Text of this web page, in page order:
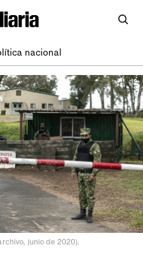
nacional
junio de 2020).